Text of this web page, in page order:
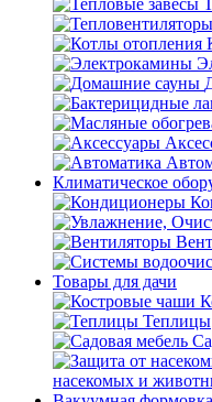
Климатическое
Товары для дачи
Теплицы
насекомых и